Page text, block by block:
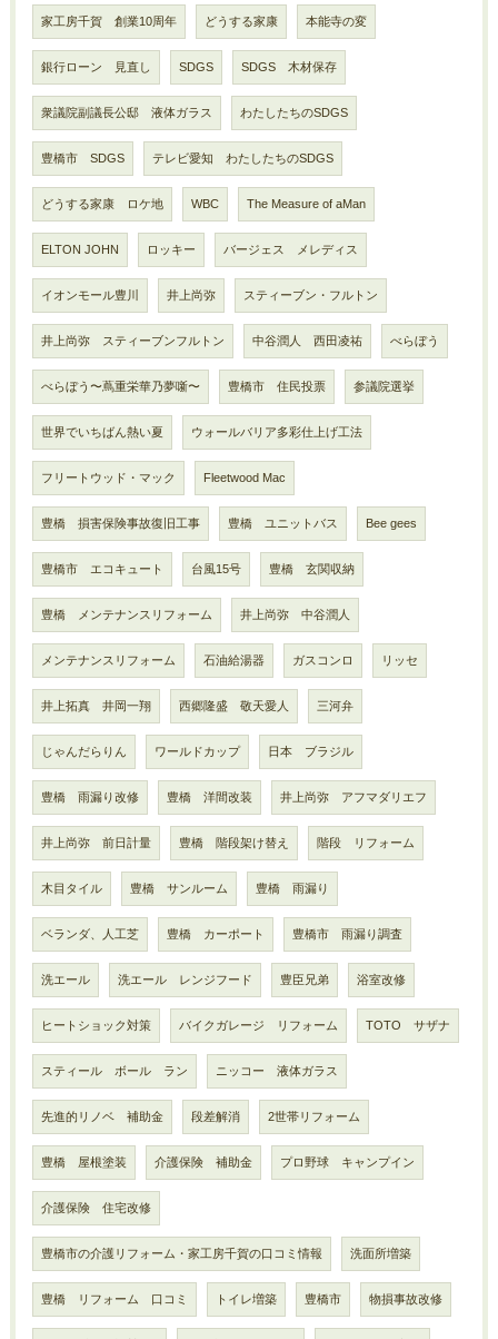
家工房千賀 創業10周年 どうする家康 本能寺の変
銀行ローン 見直し SDGS SDGS 木材保存
衆議院副議長公邸 液体ガラス わたしたちのSDGS
豊橋市 SDGS テレビ愛知 わたしたちのSDGS
どうする家康 ロケ地 WBC The Measure of aMan
ELTON JOHN ロッキー バージェス メレディス
イオンモール豊川 井上尚弥 スティーブン・フルトン
井上尚弥 スティーブンフルトン 中谷潤人 西田凌祐 べらぼう
べらぼう〜蔦重栄華乃夢噺〜 豊橋市 住民投票 参議院選挙
世界でいちばん熱い夏 ウォールバリア多彩仕上げ工法
フリートウッド・マック Fleetwood Mac
豊橋 損害保険事故復旧工事 豊橋 ユニットバス Bee gees
豊橋市 エコキュート 台風15号 豊橋 玄関収納
豊橋 メンテナンスリフォーム 井上尚弥 中谷潤人
メンテナンスリフォーム 石油給湯器 ガスコンロ リッセ
井上拓真 井岡一翔 西郷隆盛 敬天愛人 三河弁
じゃんだらりん ワールドカップ 日本 ブラジル
豊橋 雨漏り改修 豊橋 洋間改装 井上尚弥 アフマダリエフ
井上尚弥 前日計量 豊橋 階段架け替え 階段 リフォーム
木目タイル 豊橋 サンルーム 豊橋 雨漏り
ベランダ、人工芝 豊橋 カーポート 豊橋市 雨漏り調査
洗エール 洗エール レンジフード 豊臣兄弟 浴室改修
ヒートショック対策 バイクガレージ リフォーム TOTO サザナ
スティール ボール ラン ニッコー 液体ガラス
先進的リノベ 補助金 段差解消 2世帯リフォーム
豊橋 屋根塗装 介護保険 補助金 プロ野球 キャンプイン
介護保険 住宅改修
豊橋市の介護リフォーム・家工房千賀の口コミ情報 洗面所増築
豊橋 リフォーム 口コミ トイレ増築 豊橋市 物損事故改修